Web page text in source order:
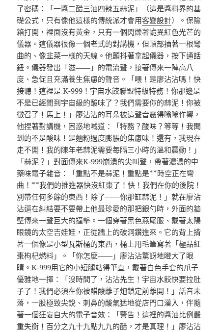
了密碼：「一醬二醋三油四辣五蒜泥」（這是醬料界的基
礎公式，只有像他這樣的傳統派才會用客變設計）。保險
箱打開，裡面沒有黃金，只有一個閃爍著詭異紅色光芒的
儀器。這儀器很像一個老式的對講機，但頂部插著一根彎
曲的、像韭菜一樣的天線。他顫抖著拿起儀器，按下通話
鈕。儀器發出「滋——」的電流聲，接著傳來一陣高八
度、急促且充滿養生焦慮的聲音。「喂！是廖沾沾嗎！快
接聽！這裡是 K-999！宇宙水餃聯盟特級特務！你那邊是
不是已經聞到宇宙級的酸味了？我們需要你的蒜泥！你被
徵召了！馬上！」廖沾沾的耳朵被這聲音震得嗡嗡作響，
他捏著對講機，困惑地喊道：「特務？酸味？等等！我聞
到的不是酸味！是麵粉過度膨脹的焦慮味！還有，我現在
走不開！我的陳年老蒜泥需要每隔三小時的溫和震動！」
「蒜泥？」對面傳來K-999崩潰的尖叫聲，帶著濃濃的中
藥味電子雜音：「重點不是蒜泥！重點是**時空正在彎
曲！**我們的推進器快沒紅棗了！快！我們在你的後院！
別帶任何多餘的東西！除了——你那缸蒜泥！」就在廖沾
沾還在糾結要不要帶上他最珍愛的那把銀勺時，外面的牆
壁傳來一聲巨大的撞擊。一個穿著黑色燕尾服、戴著太陽
眼鏡的太空吉娃娃，正從牆上的破洞鑽進來。它的背上揹
著一個像是小型瓦斯桶的東西，桶上用毛筆寫著「極品紅
棗枸杞燃料」。「你怎麼——」廖沾沾驚訝地瞪大了眼
睛。K-999用它的小短腿站得筆直，戴著白色手套的爪子
優雅地一揮：「沒時間了，沾沾先生！宇宙水餃快要拉肚
子了！我們必須在你被醋酸離子炮鎖定前離開！」話音未
落，一股極致尖銳、刺鼻的酸氣猛地從店門口灌入，伴隨
著一個狂妄自大的電子音效：「警告！這裡的醬油比例嚴
重失衡！百分之九十九點九九的醋，才是真理！」廖沾沾